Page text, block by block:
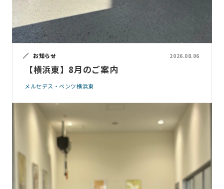
お知らせ 2026.08.06
【横浜東】8月のご案内
メルセデス・ベンツ横浜東